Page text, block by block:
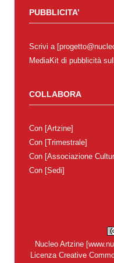
PUBBLICITA’
Scrivi a
MediaKit di pubblicità
COLLABORA
Con [Artzine]
Con [Trimestrale]
Con [Associazione
Con [Sedi]
Nucleo Artzine [
Licenza Creative